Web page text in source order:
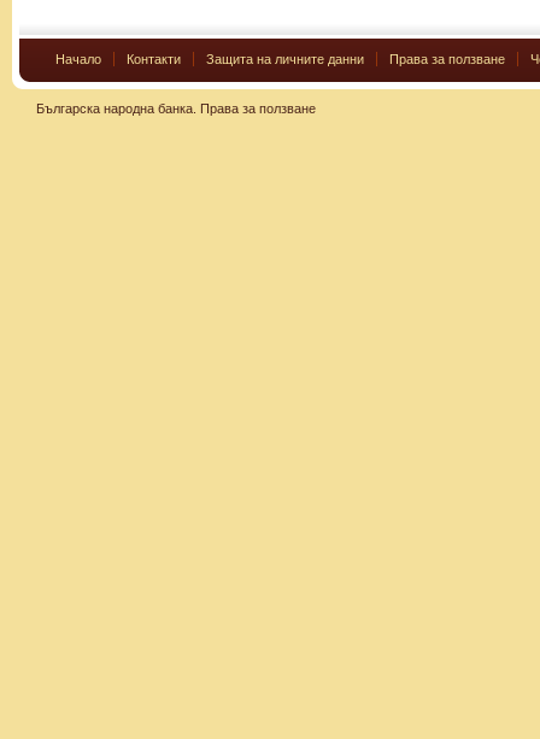
Начало Контакти Защита на личните данни Права за ползване
Българска народна банка. Права за ползване